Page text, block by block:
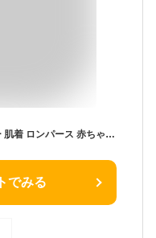
【選べる半袖／長袖】(ケラッタ) ベビー 肌着 ロンパース 赤ちゃん 前開き ボディスーツ 2枚セット 3枚セット 男の子 女の子 春 夏 秋 冬 70 イブル レモン チェリー 洋なし 綿100％
でみる